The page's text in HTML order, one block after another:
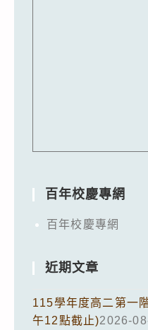
百年校慶專網
百年校慶專網
近期文章
115學年度高二第一
午12點截止)2026-